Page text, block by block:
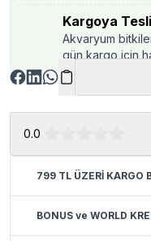
Kargoya
Akvaryum
gün kargo için
0.0
799 TL ÜZERİ KARGO
BONUS ve WORLD